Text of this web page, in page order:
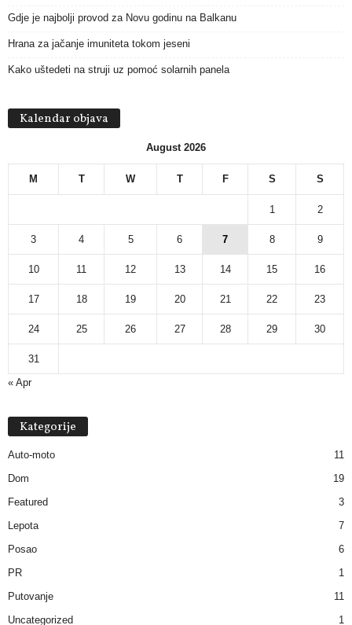
Gdje je najbolji provod za Novu godinu na Balkanu
Hrana za jačanje imuniteta tokom jeseni
Kako uštedeti na struji uz pomoć solarnih panela
Kalendar objava
August 2026
M T W T F S S
1 2
3 4 5 6 7 8 9
10 11 12 13 14 15 16
17 18 19 20 21 22 23
24 25 26 27 28 29 30
31
« Apr
Kategorije
Auto-moto
11
Dom
19
Featured
3
Lepota
7
Posao
6
PR
1
Putovanje
11
Uncategorized
1